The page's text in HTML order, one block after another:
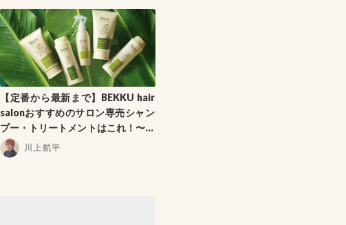
【定番から最新まで】BEKKU hair
salonおすすめのサロン専売シャン
プー・トリートメントはこれ！〜正
しいシャンプーの選び方〜
川上航平